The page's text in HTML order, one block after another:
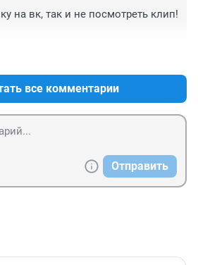
Екатерина
Валентина Фёдоровна,
выпуска!!!!
на вк, так и не посмотреть клип!
все комментарии
Отправить